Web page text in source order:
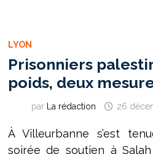
LYON
Prisonniers
poids, deux
par La rédaction 26
À Villeurbanne s’est
soirée de soutien à